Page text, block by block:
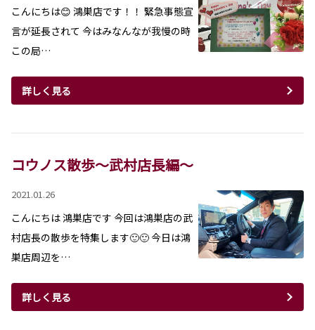
こんにちは😊 鴻巣店です！！ 緊急事態宣
言が延長されて 今はみなんなが我慢の時
この局…
詳しく見る
コウノス散歩～武村店長編～
2021.01.26
こんにちは 鴻巣店です 今回は鴻巣店の武
村店長の散歩を特集します🙂🙂 今日は鴻
巣店周辺を…
詳しく見る